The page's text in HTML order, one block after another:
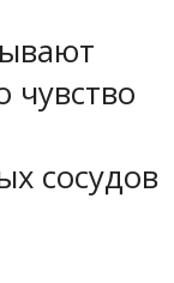
чувство
сосудов